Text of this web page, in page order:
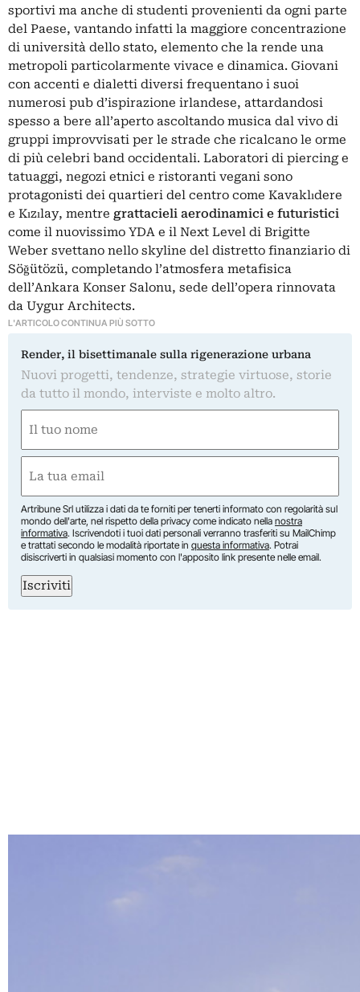
sportivi ma anche di studenti provenienti da ogni parte
del Paese, vantando infatti la maggiore concentrazione
di università dello stato, elemento che la rende una
metropoli particolarmente vivace e dinamica. Giovani
con accenti e dialetti diversi frequentano i suoi
numerosi pub d’ispirazione irlandese, attardandosi
spesso a bere all’aperto ascoltando musica dal vivo di
gruppi improvvisati per le strade che ricalcano le orme
di più celebri band occidentali. Laboratori di piercing e
tatuaggi, negozi etnici e ristoranti vegani sono
protagonisti dei quartieri del centro come Kavaklıdere
e Kızılay, mentre grattacieli aerodinamici e futuristici
come il nuovissimo YDA e il Next Level di Brigitte
Weber svettano nello skyline del distretto finanziario di
Söğütözü, completando l’atmosfera metafisica
dell’Ankara Konser Salonu, sede dell’opera rinnovata
da Uygur Architects.
L'ARTICOLO CONTINUA PIÙ SOTTO
Render, il bisettimanale sulla rigenerazione urbana
Nuovi progetti, tendenze, strategie virtuose, storie
da tutto il mondo, interviste e molto altro.
(Required)
First
(Required)
Artribune Srl utilizza i dati da te forniti per tenerti informato con regolarità sul
mondo dell'arte, nel rispetto della privacy come indicato nella nostra
informativa. Iscrivendoti i tuoi dati personali verranno trasferiti su MailChimp
e trattati secondo le modalità riportate in questa informativa. Potrai
disiscriverti in qualsiasi momento con l'apposito link presente nelle email.
Iscriviti